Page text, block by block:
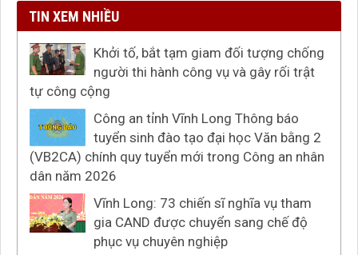
TIN XEM NHIỀU
Khởi tố, bắt tạm giam đối tượng chống
người thi hành công vụ và gây rối trật
tự công cộng
Công an tỉnh Vĩnh Long Thông báo
tuyển sinh đào tạo đại học Văn bằng 2
(VB2CA) chính quy tuyển mới trong Công an nhân
dân năm 2026
Vĩnh Long: 73 chiến sĩ nghĩa vụ tham
gia CAND được chuyển sang chế độ
phục vụ chuyên nghiệp